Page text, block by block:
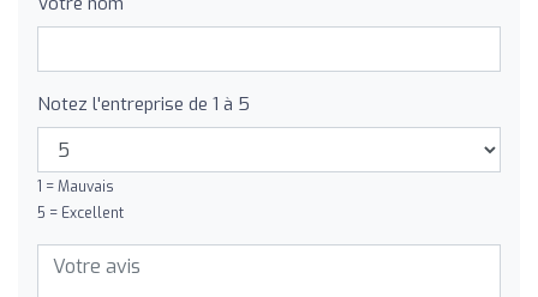
Notez l'entreprise de 1 à 5
1 = Mauvais
5 = Excellent